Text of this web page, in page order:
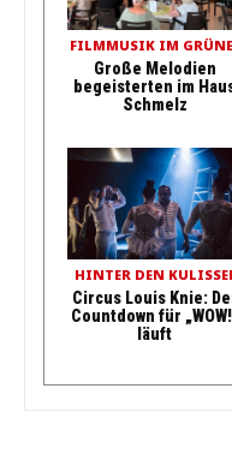
FILMMUSIK IM
Große Melodien
begeisterten im
Schmelz
HINTER DEN
Circus Louis Knie:
Countdown für
läuft